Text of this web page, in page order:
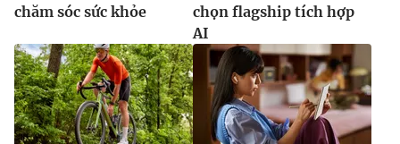
® Cấm sao chép dưới mọi hình thức nếu không có sự chấp
thuận bằng văn bản. Ghi rõ nguồn VTV.vn khi phát hành lại
thông tin từ website này.
chăm sóc sức khỏe
chọn flagship tích hợp
AI